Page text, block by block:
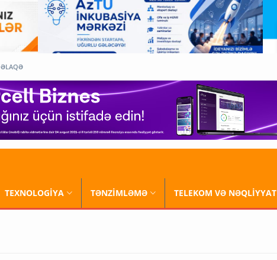
ƏLAQƏ
TEXNOLOGİYA TƏNZİMLƏMƏ TELEKOM VƏ NƏQLİYYAT